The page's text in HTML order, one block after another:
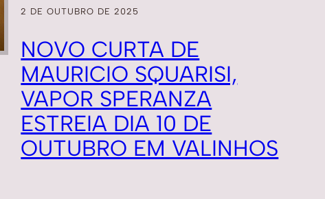
2 DE OUTUBRO DE 2025
NOVO CURTA DE
MAURICIO SQUARISI,
VAPOR SPERANZA
ESTREIA DIA 10 DE
OUTUBRO EM VALINHOS